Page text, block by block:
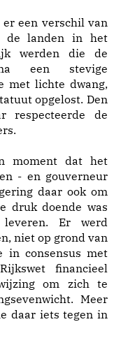
een verschil van
de landen in het
werden die de
een stevige
met lichte dwang,
opgelost. Den
respecteerde de
moment dat het
- en gouverneur
daar ook om
druk doende was
Er werd
niet op grond van
in consensus met
financieel
om zich te
Meer
daar iets tegen in